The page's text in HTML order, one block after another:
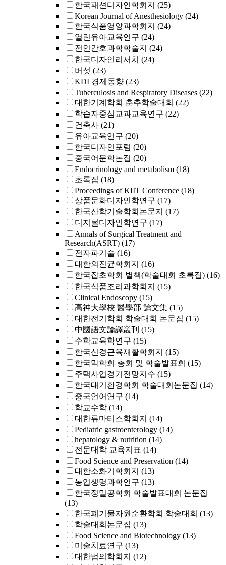
한국패션디자인학회지 (25)
Korean Journal of Anesthesiology (24)
한국식품영양과학회지 (24)
열린유아교육연구 (24)
전인간호과학학술지 (24)
한국디자인리서치 (24)
버섯 (23)
KDI 경제동향 (23)
Tuberculosis and Respiratory Diseases (22)
대한기계학회 춘추학술대회 (22)
학습자중심교과교육연구 (22)
건축사 (21)
유아교육연구 (20)
한국디자인포럼 (20)
중국어문학논집 (20)
Endocrinology and metabolism (18)
초록집 (18)
Proceedings of KIIT Conference (18)
상품문화디자인학연구 (17)
한국산학기술학회논문지 (17)
디지털디자인학연구 (17)
Annals of Surgical Treatment and
Research(ASRT) (17)
전자파기술 (16)
대한의진균학회지 (16)
한국잡초학회 별책(학술대회 초록집) (16)
한국식품조리과학회지 (15)
Clinical Endoscopy (15)
高神大學校 醫學部 論文集 (15)
대한전기학회 학술대회 논문집 (15)
中國語文論譯叢刊 (15)
수학교육학연구 (15)
한국신경근육재활학회지 (15)
한국막학회 총회 및 학술발표회 (15)
주택사업경기전망지수 (15)
한국대기환경학회 학술대회논문집 (14)
중국언어연구 (14)
학교수학 (14)
대한류마티스학회지 (14)
Pediatric gastroenterology (14)
hepatology & nutrition (14)
전문대학 교육지표 (14)
Food Science and Preservation (14)
대한소화기학회지 (13)
농업생명과학연구 (13)
한국정밀공학회 학술발표대회 논문집
(13)
한국폐기물자원순환학회 학술대회 (13)
학술대회논문집 (13)
Food Science and Biotechnology (13)
미술치료연구 (13)
대한법의학회지 (12)